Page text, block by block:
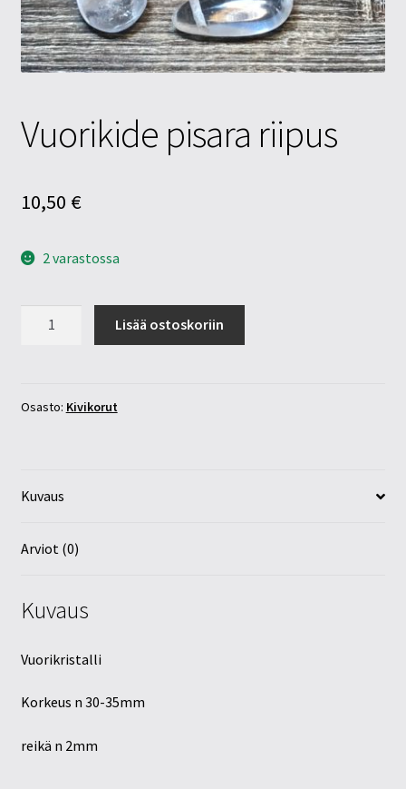
Tietosuojaseloste
Tuotteet
Vuorikide pisara riipus
10,50 €
2 varastossa
Lisää ostoskoriin
Osasto: Kivikorut
Kuvaus
Arviot (0)
Kuvaus
Vuorikristalli
Korkeus n 30-35mm
reikä n 2mm